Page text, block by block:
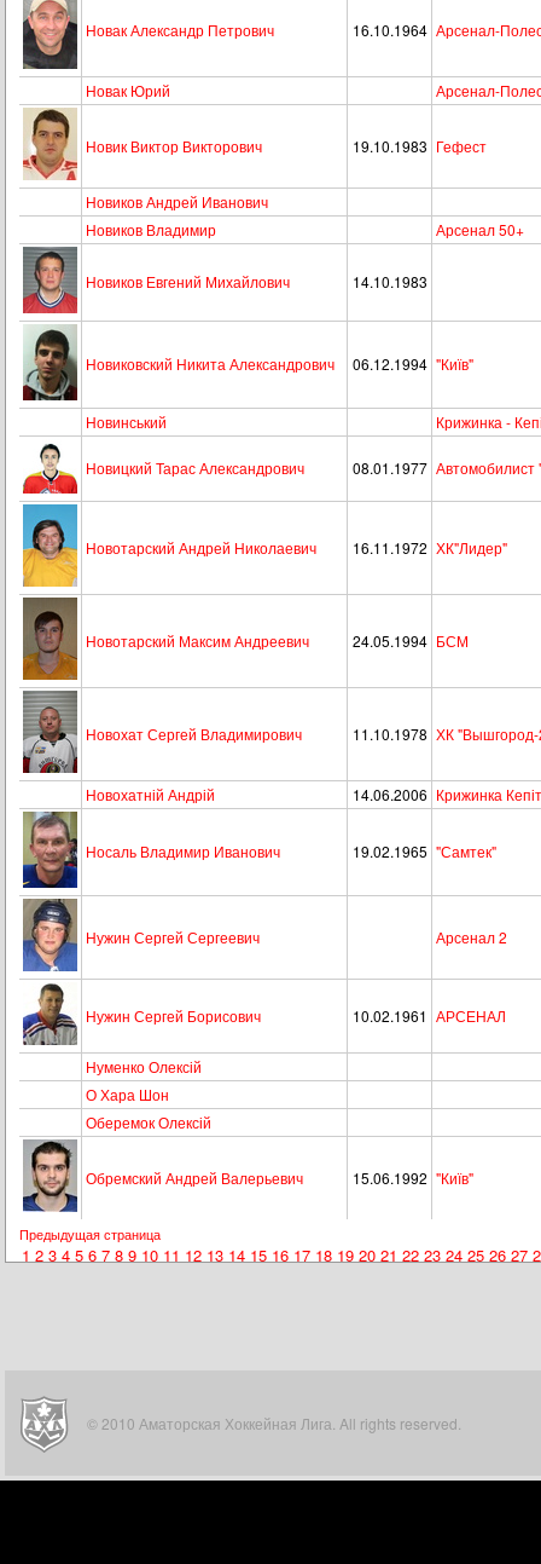
Новак Александр Петрович 16.10.1964 Арсенал-
Новак Юрий Арсенал-
Новик Виктор Викторович 19.10.1983 Гефест
Новиков Андрей Иванович
Новиков Владимир
Арсенал 50+
Новиков Евгений Михайлович 14.10.1983
Новиковский Никита Александрович 06.12.1994 "Київ"
Новинський Крижинка -
Новицкий Тарас Александрович 08.01.1977 Автомобилист
Новотарский Андрей Николаевич 16.11.1972 ХК"Лидер"
Новотарский Максим Андреевич 24.05.1994 БСМ
Новохат Сергей Владимирович 11.10.1978 ХК "Вышгород-
Новохатній Андрій 14.06.2006 Крижинка
Носаль Владимир Иванович 19.02.1965 "Самтек"
Нужин Сергей Сергеевич Арсенал 2
Нужин Сергей Борисович 10.02.1961 АРСЕНАЛ
Нуменко Олексій
О Хара Шон
Оберемок Олексій
Обремский Андрей Валерьевич 15.06.1992 "Київ"
Предыдущая страница
1 2 3 4 5 6 7 8 9 10 11 12 13 14 15 16 17 18 19 20 21 22 23 24 25 26 27
© 2010 Аматорская Хоккейная Лига. All rights reserved.